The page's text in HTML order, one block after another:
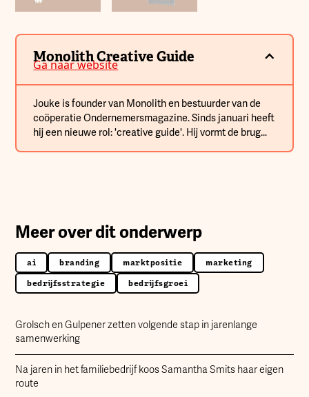
Monolith Creative Guide
Ga naar website
Jouke is founder van Monolith en bestuurder van de
coöperatie Ondernemersmagazine. Sinds januari heeft
hij een nieuwe rol: 'creative guide'. Hij vormt de brug
Meer over dit onderwerp
ai branding marktpositie marketing
bedrijfsstrategie bedrijfsgroei
Grolsch en Gulpener zetten volgende stap in jarenlange
samenwerking
Na jaren in het familiebedrijf koos Samantha Smits haar eigen
route